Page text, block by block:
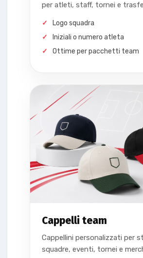
per atleti, staff, tornei e
Logo squadra
Iniziali o numero atleta
Ottime per pacchetti team
Cappelli team
Cappellini personalizzati per
squadre, eventi, tornei e